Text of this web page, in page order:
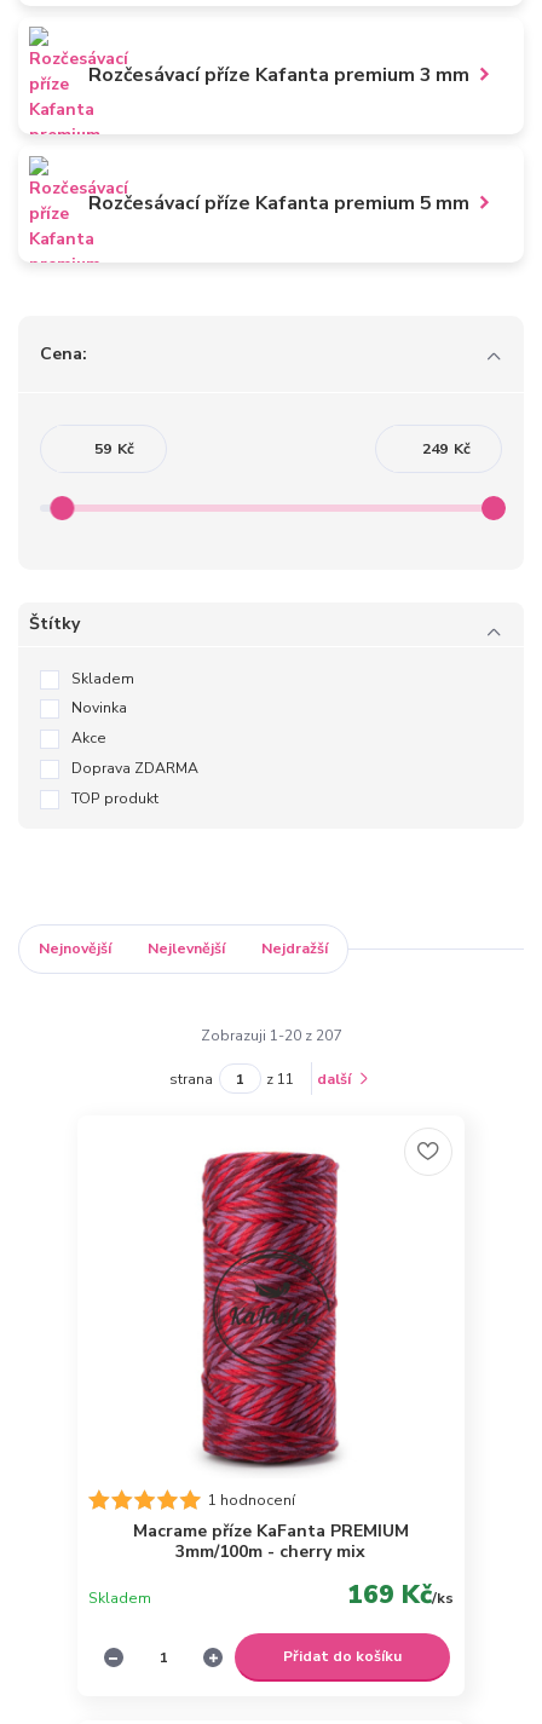
Rozčesávací příze Kafanta premium 3 mm
Rozčesávací příze Kafanta premium 5 mm
Cena:
Kč Kč
Štítky
Skladem
Novinka
Akce
Doprava ZDARMA
TOP produkt
Nejnovější Nejlevnější Nejdražší
Zobrazuji 1-20 z 207
strana z 11 další
1 hodnocení
Macrame příze KaFanta PREMIUM
3mm/100m - cherry mix
169 Kč/ks
Skladem
Přidat do košíku